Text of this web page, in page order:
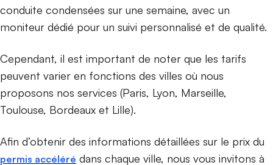
conduite condensées sur une semaine, avec un
moniteur dédié pour un suivi personnalisé et de qualité.
Cependant, il est important de noter que les tarifs
peuvent varier en fonctions des villes où nous
proposons nos services (Paris, Lyon, Marseille,
Toulouse, Bordeaux et Lille).
Afin d’obtenir des informations détaillées sur le prix du
permis accéléré dans chaque ville, nous vous invitons à